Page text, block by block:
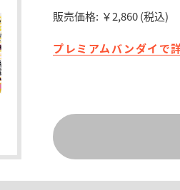
販売価格: ￥2,860(税込)
プレミアムバンダイで